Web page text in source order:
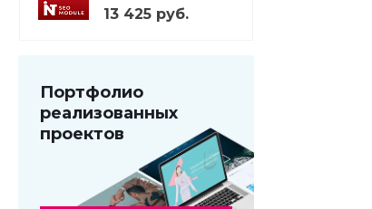
оптимизации: seo -
фильтр, генерация
13 425 руб.
Портфолио
реализованных
проектов